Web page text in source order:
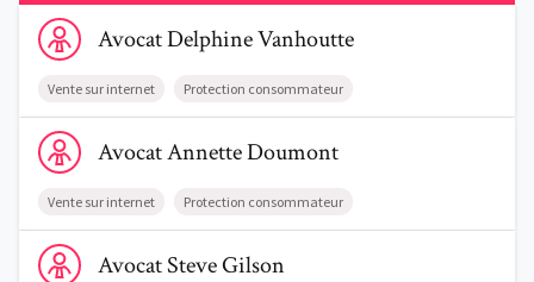
Voir le profil de AvocatDelphine Vanhoutte
AvocatDelphineVanhoutte
Vente sur internet Protection consommateur
Voir le profil de AvocatAnnette Doumont
AvocatAnnetteDoumont
Vente sur internet Protection consommateur
Voir le profil de AvocatSteve Gilson
AvocatSteveGilson